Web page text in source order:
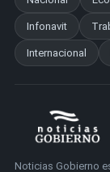
Infonavit
Internacional
Noticias Gobierno